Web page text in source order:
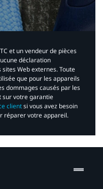
et un vendeur de pièces
déclaration
Web externes. Toute
que pour les appareils
dommages causés par les
sur votre garantie
clientsi vous avez besoin
réparer votre appareil.​